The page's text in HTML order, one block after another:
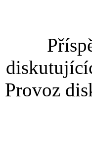
Provoz